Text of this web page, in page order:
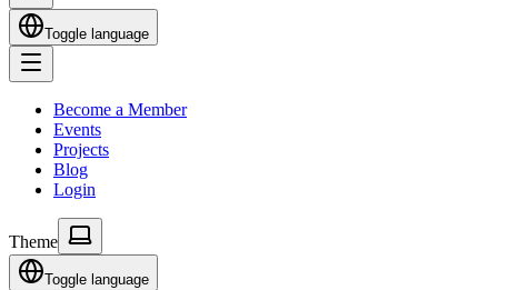
Toggle language
Become a Member
Events
Projects
Blog
Login
Theme
Toggle language